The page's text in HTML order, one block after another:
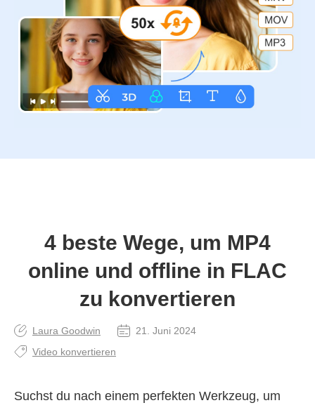
4 beste Wege, um MP4
online und offline in FLAC
zu konvertieren
Laura Goodwin
21. Juni 2024
Video konvertieren
Suchst du nach einem perfekten Werkzeug, um